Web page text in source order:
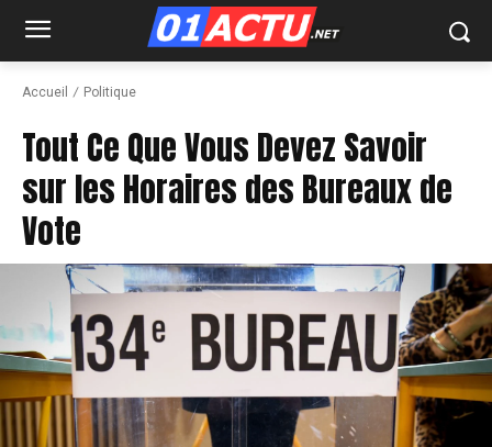
Accueil Politique
Tout Ce Que Vous Devez Savoir
sur les Horaires des Bureaux de
Vote